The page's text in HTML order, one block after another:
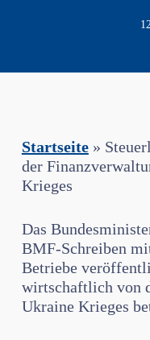
Startseite»
der
Krieges
Das
BMF-Schreiben
Betriebe
wirtschaftlich von
Ukraine Krieges